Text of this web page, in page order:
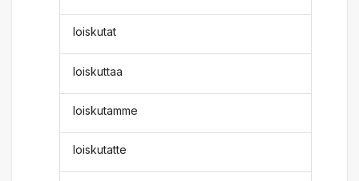
loiskutat
loiskuttaa
loiskutamme
loiskutatte